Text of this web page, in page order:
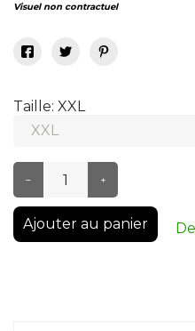
Visuel non contractuel
Taille: XXL
– +
Ajouter au panier